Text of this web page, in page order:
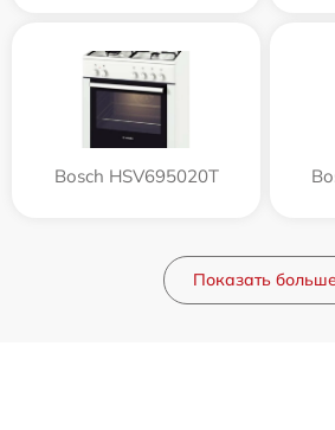
Bosch HSV695020T
Показать больше